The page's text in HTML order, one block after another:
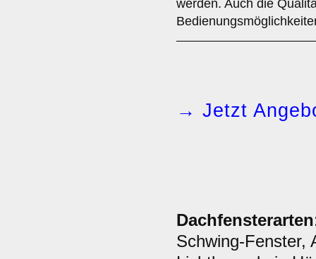
werden. Auch die
→ Jetzt
Dachfensterarten
Schwing-Fenster,